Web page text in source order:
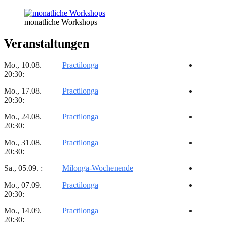
monatliche Workshops
Veranstaltungen
Mo., 10.08.
20:30:
Practilonga
Mo., 17.08.
20:30:
Practilonga
Mo., 24.08.
20:30:
Practilonga
Mo., 31.08.
20:30:
Practilonga
Sa., 05.09. :
Milonga-Wochenende
Mo., 07.09.
20:30:
Practilonga
Mo., 14.09.
20:30:
Practilonga